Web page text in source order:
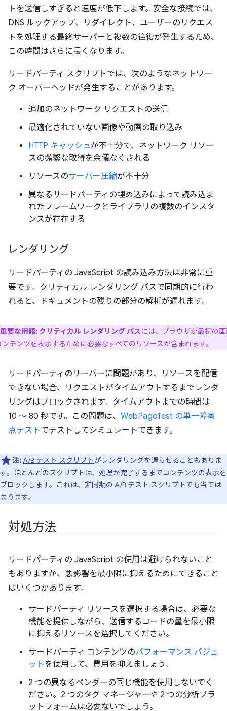
トを送信しすぎると速度が低下します。安全な接続では、
DNS ルックアップ、リダイレクト、ユーザーのリクエス
トを処理する最終サーバーと複数の往復が発生するため、
この時間はさらに長くなります。
サードパーティ スクリプトでは、次のようなネットワー
ク オーバーヘッドが発生することがあります。
追加のネットワーク リクエストの送信
最適化されていない画像や動画の取り込み
HTTP キャッシュが不十分で、ネットワーク リソー
スの頻繁な取得を余儀なくされる
リソースのサーバー圧縮が不十分
異なるサードパーティの埋め込みによって読み込ま
れたフレームワークとライブラリの複数のインスタ
ンスが存在する
レンダリング
サードパーティの JavaScript の読み込み方法は非常に重
要です。クリティカル レンダリング パスで同期的に行わ
れると、ドキュメントの残りの部分の解析が遅れます。
重要な用語: クリティカル レンダリング パスには、ブラウザが最初の
テンツを表示するために必要なすべてのリソースが含まれます。
サードパーティのサーバーに問題があり、リソースを配信
できない場合、リクエストがタイムアウトするまでレンダ
リングはブロックされます。タイムアウトまでの時間は
10 ～ 80 秒です。この問題は、 WebPageTest の単一障害
点テストでテストしてシミュレートできます。
注:A/B テスト スクリプトがレンダリングを遅らせることもありま
す。ほとんどのスクリプトは、処理が完了するまでコンテンツの表示を
ブロックします。これは、非同期の A/B テスト スクリプトでも当ては
まります。
対処方法
サードパーティの JavaScript の使用は避けられないこと
もありますが、悪影響を最小限に抑えるためにできること
はいくつかあります。
サードパーティ リソースを選択する場合は、必要な
機能を提供しながら、送信するコードの量を最小限
に抑えるリソースを選択してください。
サードパーティ コンテンツのパフォーマンス バジェ
ットを使用して、費用を抑えましょう。
2 つの異なるベンダーの同じ機能を使用しないでく
ださい。2 つのタグ マネージャーや 2 つの分析プラ
ットフォームは必要ないでしょう。